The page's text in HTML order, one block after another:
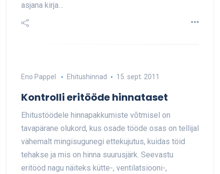
asjana kirja…
Eno Pappel Ehitushinnad 15. sept. 2011
Kontrolli eritööde hinnataset
Ehitustöödele hinnapakkumiste võtmisel on
tavapärane olukord, kus osade tööde osas on tellijal
vähemalt mingisugunegi ettekujutus, kuidas töid
tehakse ja mis on hinna suurusjärk. Seevastu
eritööd nagu näiteks kütte-, ventilatsiooni-,